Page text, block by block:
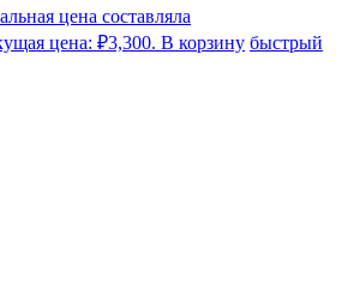
цена составляла
цена: ₽3,300. В корзину быстрый